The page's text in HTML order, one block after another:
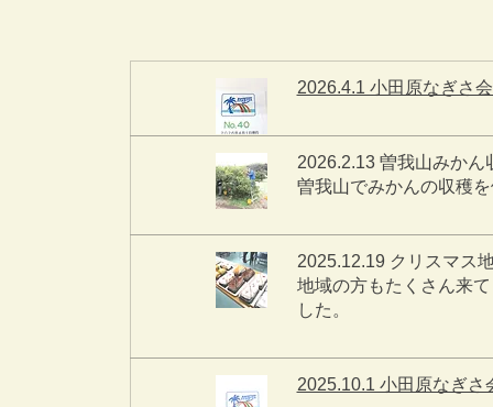
2026.4.1 小田原なぎさ
2026.2.13 曽我山みかん
曽我山でみかんの収穫
2025.12.19 クリスマス
地域の方もたくさん来
した。
2025.10.1 小田原なぎ